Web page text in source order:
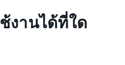
านได้ที่ใด